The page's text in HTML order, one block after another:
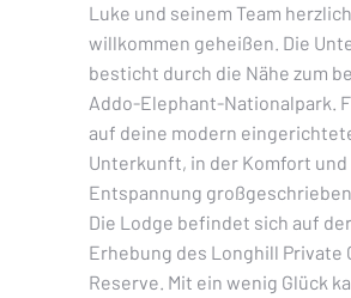
Luke und seinem Team herzlich
willkommen geheißen. Die
besticht durch die Nähe zum
Addo-Elephant-Nationalpark.
auf deine modern
Unterkunft, in der Komfort und
Entspannung
Die Lodge befindet sich auf
Erhebung des Longhill Private
Reserve. Mit ein wenig Glück